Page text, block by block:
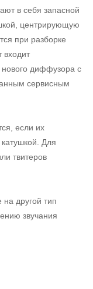
в себя запасной
центрирующую
при разборке
входит
нового диффузора с
сервисным
если их
Для
твитеров
другой тип
звучания